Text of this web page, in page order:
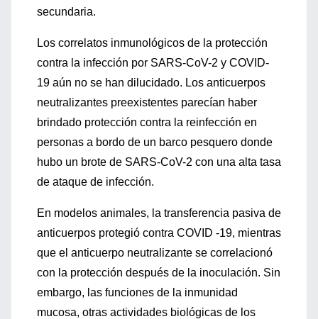
secundaria.
Los correlatos inmunológicos de la protección
contra la infección por SARS-CoV-2 y COVID-
19 aún no se han dilucidado. Los anticuerpos
neutralizantes preexistentes parecían haber
brindado protección contra la reinfección en
personas a bordo de un barco pesquero donde
hubo un brote de SARS-CoV-2 con una alta tasa
de ataque de infección.
En modelos animales, la transferencia pasiva de
anticuerpos protegió contra COVID -19, mientras
que el anticuerpo neutralizante se correlacionó
con la protección después de la inoculación. Sin
embargo, las funciones de la inmunidad
mucosa, otras actividades biológicas de los